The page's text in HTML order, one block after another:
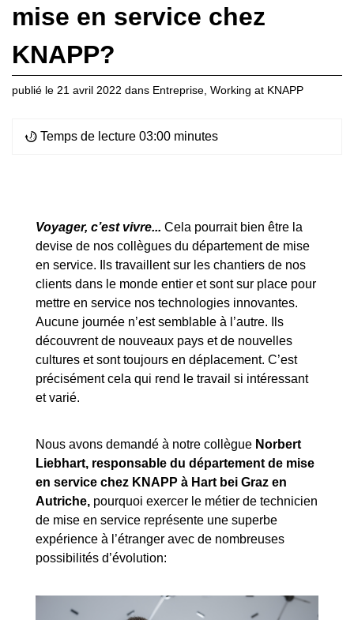
mise en service chez
KNAPP?
publié le 21 avril 2022 dans Entreprise Working at KNAPP
Temps de lecture 03:00 minutes
Voyager, c’est vivre... Cela pourrait bien être la
devise de nos collègues du département de mise
en service. Ils travaillent sur les chantiers de nos
clients dans le monde entier et sont sur place pour
mettre en service nos technologies innovantes.
Aucune journée n’est semblable à l’autre. Ils
découvrent de nouveaux pays et de nouvelles
cultures et sont toujours en déplacement. C’est
précisément cela qui rend le travail si intéressant
et varié.
Nous avons demandé à notre collègue Norbert
Liebhart, responsable du département de mise
en service chez KNAPP à Hart bei Graz en
Autriche, pourquoi exercer le métier de technicien
de mise en service représente une superbe
expérience à l’étranger avec de nombreuses
possibilités d’évolution: